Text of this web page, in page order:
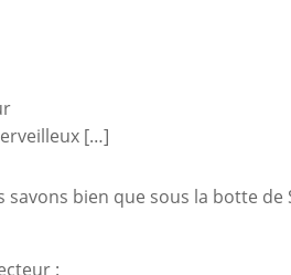
[…]
bien que sous la botte
: